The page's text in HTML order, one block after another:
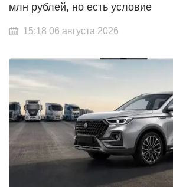
млн рублей, но есть условие
15:18 06 августа 2026